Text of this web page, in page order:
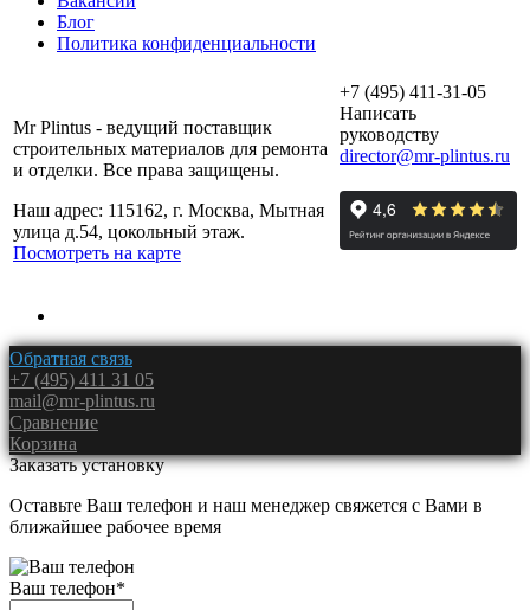
Блог
Политика конфиденциальности
Mr Plintus - ведущий поставщик
строительных материалов для ремонта
и отделки. Все права защищены.
Наш адрес: 115162, г. Москва, Мытная
улица д.54, цокольный этаж.
Посмотреть на карте
+7 (495) 411-31-05
Написать
руководству
director@mr-plintus.ru
Обратная связь
+7 (495) 411 31 05
mail@mr-plintus.ru
Сравнение
Корзина
Заказать установку
Оставьте Ваш телефон и наш менеджер свяжется с Вами в
ближайшее рабочее время
Ваш телефон*